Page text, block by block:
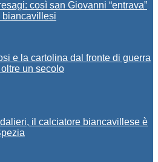
così san Giovanni “entrava”
biancavillesi
e la cartolina dal fronte di guerra
un secolo
il calciatore biancavillese è